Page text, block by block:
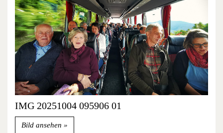
IMG 20251004 095906 01
Bild ansehen